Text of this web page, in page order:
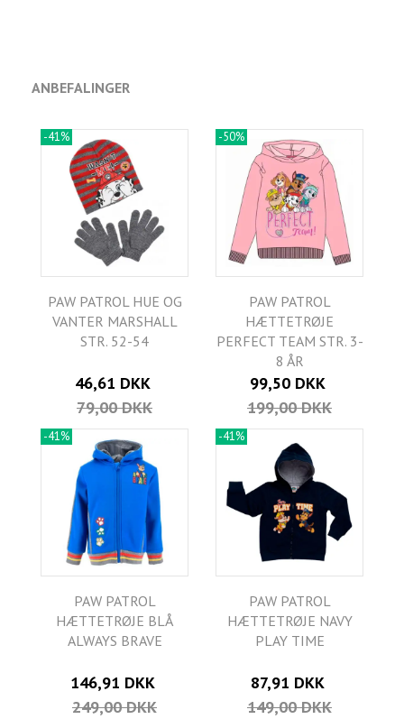
ANBEFALINGER
-41%
PAW PATROL HUE OG
VANTER MARSHALL
STR. 52-54
46,61 DKK
79,00 DKK
-50%
PAW PATROL
HÆTTETRØJE
PERFECT TEAM STR. 3-
8 ÅR
99,50 DKK
199,00 DKK
-41%
PAW PATROL
HÆTTETRØJE BLÅ
ALWAYS BRAVE
146,91 DKK
249,00 DKK
-41%
PAW PATROL
HÆTTETRØJE NAVY
PLAY TIME
87,91 DKK
149,00 DKK